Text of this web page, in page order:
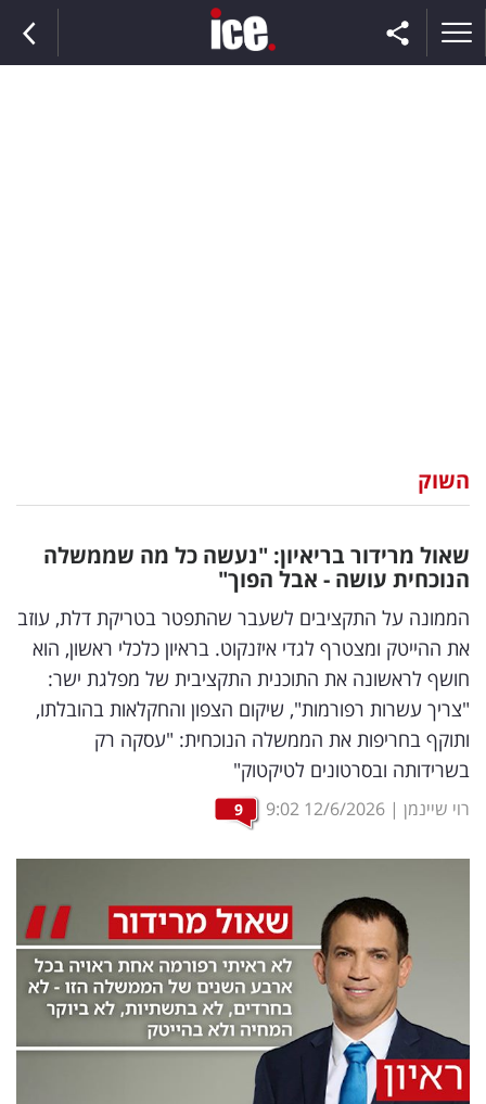
וצרכנות
דיגיטל
וטק
שיווק
ופרסום
משפט
מדדים
רכילות
עסקית
קריפטו
ויראלי
השוק
שאול מרידור בריאיון: "נעשה כל מה שממשלה
הנוכחית עושה - אבל הפוך"
הממונה על התקציבים לשעבר שהתפטר בטריקת דלת, עוזב
את ההייטק ומצטרף לגדי איזנקוט. בראיון כלכלי ראשון, הוא
חושף לראשונה את התוכנית התקציבית של מפלגת ישר:
"צריך עשרות רפורמות", שיקום הצפון והחקלאות בהובלתו,
ותוקף בחריפות את הממשלה הנוכחית: "עסקה רק
בשרידותה ובסרטונים לטיקטוק"
רוי שיינמן |
12/6/2026
9:02
9